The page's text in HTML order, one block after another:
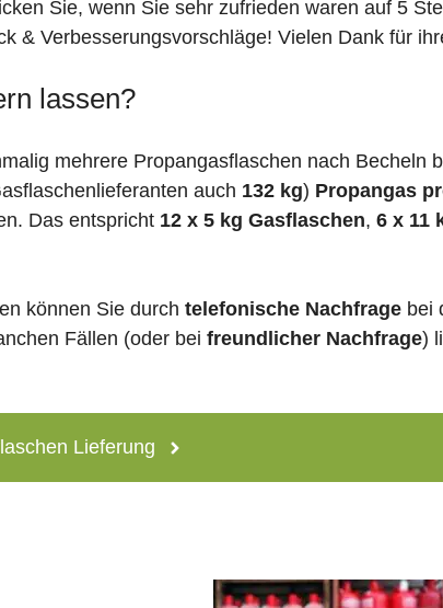
Sie, wenn Sie sehr zufrieden waren auf 5
& Verbesserungsvorschläge! Vielen Dank für
lassen?
mehrere Propangasflaschen nach Becheln
auch 132 kg) Propangas
Das entspricht 12 x 5 kg Gasflaschen, 6 x 11
können Sie durch telefonische Nachfrage bei
Fällen (oder bei freundlicher Nachfrage)
Lieferung